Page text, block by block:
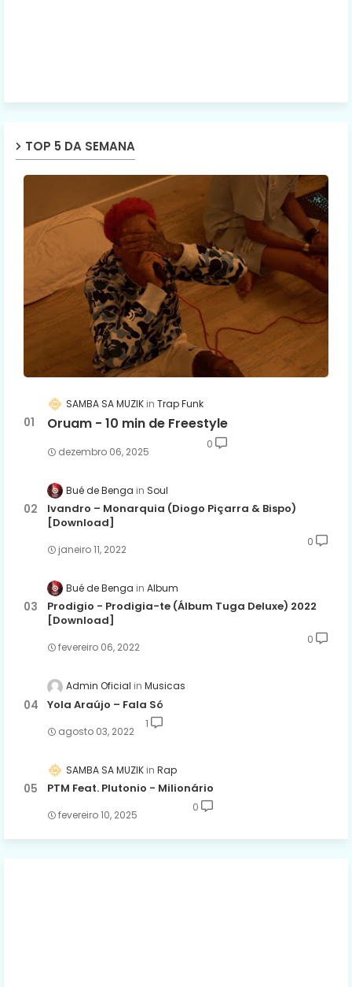
TOP 5 DA SEMANA
SAMBA SA MUZIK Trap Funk
Oruam - 10 min de Freestyle
dezembro 06, 2025
0
Bué de Benga Soul
Ivandro – Monarquia (Diogo Piçarra & Bispo)
[Download]
janeiro 11, 2022
0
Bué de Benga Album
Prodigio - Prodigia-te (Álbum Tuga Deluxe) 2022
[Download]
fevereiro 06, 2022
0
Admin Oficial Musicas
Yola Araújo – Fala Só
agosto 03, 2022
1
SAMBA SA MUZIK Rap
PTM Feat. Plutonio - Milionário
fevereiro 10, 2025
0